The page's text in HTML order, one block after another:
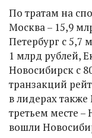
По тратам на
Москва – 15,9
Петербург с 5,7
1 млрд рублей,
Новосибирск с
транзакций
в лидерах
третьем месте –
вошли